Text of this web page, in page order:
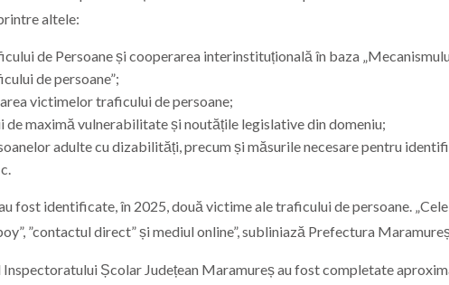
altele:
de Persoane și cooperarea interinstituțională în baza
de persoane”;
victimelor traficului de persoane;
maximă vulnerabilitate și noutățile legislative din domeniu;
adulte cu dizabilități, precum și măsurile necesare pentru
fost identificate, în 2025, două victime ale traficului de persoane.
”contactul direct” și mediul online”, subliniază Prefectura
Inspectoratului Școlar Județean Maramureș au fost completate